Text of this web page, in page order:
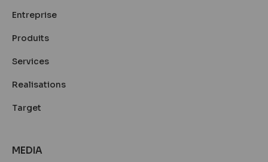
Entreprise
Produits
Services
Realisations
Target
MEDIA